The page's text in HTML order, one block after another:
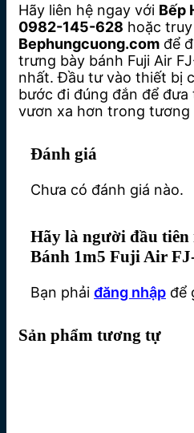
Hãy liên hệ ngay với Bếp
0982-145-628 hoặc
Bephungcuong.com để
trưng bày bánh Fuji Air
nhất. Đầu tư vào thiết bị
bước đi đúng đắn để
vươn xa hơn trong tương
Đánh giá
Chưa có đánh giá nào.
Hãy là người đầu
Bánh 1m5 Fuji Air
Bạn phải đăng nhập để
Sản phẩm tương tự